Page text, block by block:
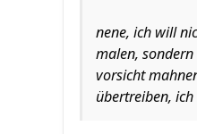
nene, ich will
malen,
vorsicht
übertreiben, ich